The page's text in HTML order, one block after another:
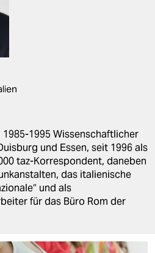
1995 Wissenschaftlicher
und Essen, seit 1996 als
taz-Korrespondent, daneben
das italienische
und als
für das Büro Rom der